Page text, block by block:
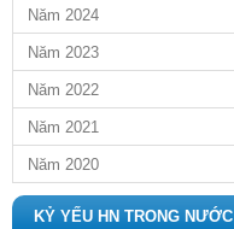
Năm 2024
Năm 2023
Năm 2022
Năm 2021
Năm 2020
KỶ YẾU HN TRONG NƯỚC